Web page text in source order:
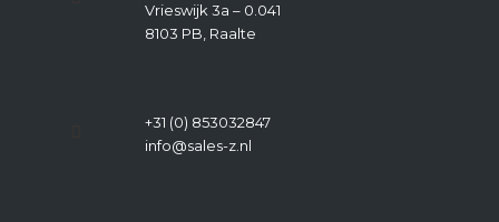
Vrieswijk 3a – 0.041
8103 PB, Raalte
+31 (0) 853032847
info@sales-z.nl